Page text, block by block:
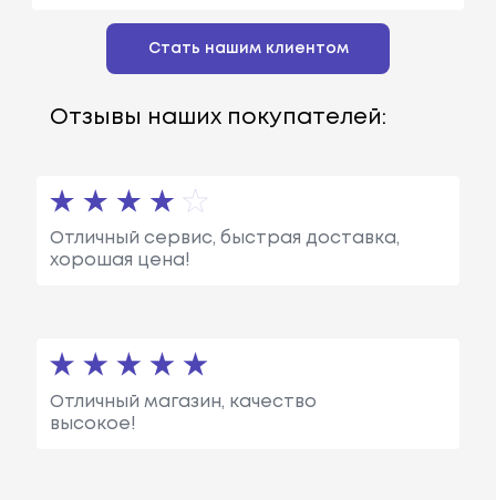
Стать нашим клиентом
Отзывы наших покупателей:
Отличный сервис, быстрая доставка,
хорошая цена!
Отличный магазин, качество
высокое!